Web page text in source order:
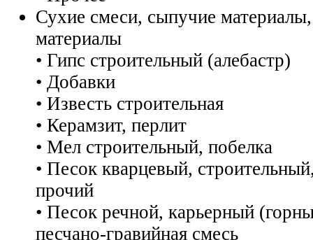
Сухие смеси, сыпучие
материалы
• Гипс строительный (алебастр)
• Добавки
• Известь строительная
• Керамзит, перлит
• Мел строительный, побелка
• Песок кварцевый,
прочий
• Песок речной, карьерный
песчано-гравийная смесь